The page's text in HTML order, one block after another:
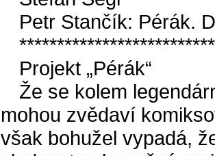
Petr Stančík: Pérák.
Projekt „Pérák“
Že se kolem
mohou zvědaví
však bohužel vypadá,